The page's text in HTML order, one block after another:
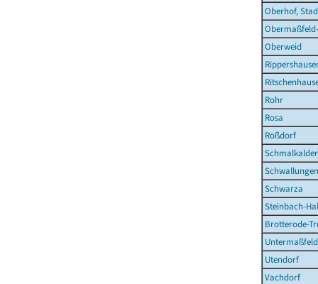
Oberhof,
Oberweid
Rohr
Rosa
Roßdorf
Schwallungen
Schwarza
Steinbach-
Brotterode-
Untermaßfeld
Utendorf
Vachdorf